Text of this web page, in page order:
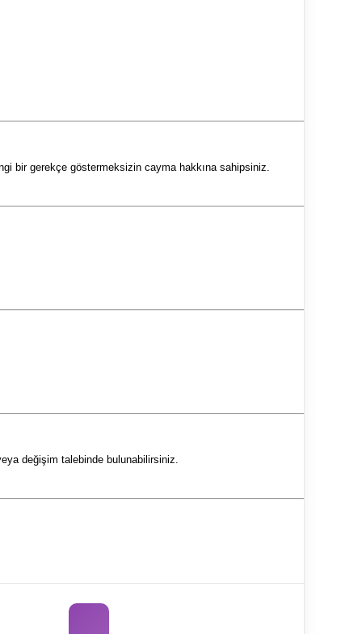
bir gerekçe göstermeksizin cayma hakkına sahipsiniz.
değişim talebinde bulunabilirsiniz.